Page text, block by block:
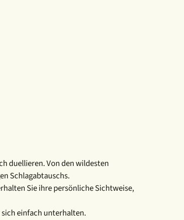
duellieren. Von den wildesten
Schlagabtauschs.
Sie ihre persönliche Sichtweise,
einfach unterhalten.